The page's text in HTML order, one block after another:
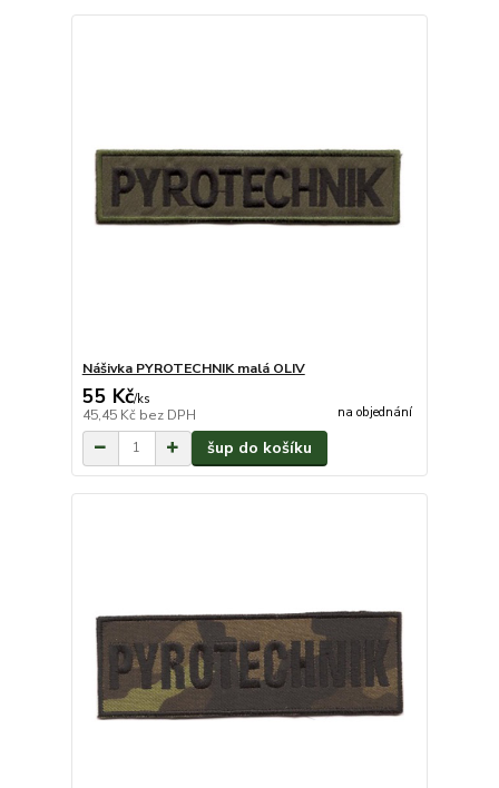
Nášivka PYROTECHNIK malá OLIV
55 Kč/ks
45,45 Kč bez DPH na objednání
šup do košíku